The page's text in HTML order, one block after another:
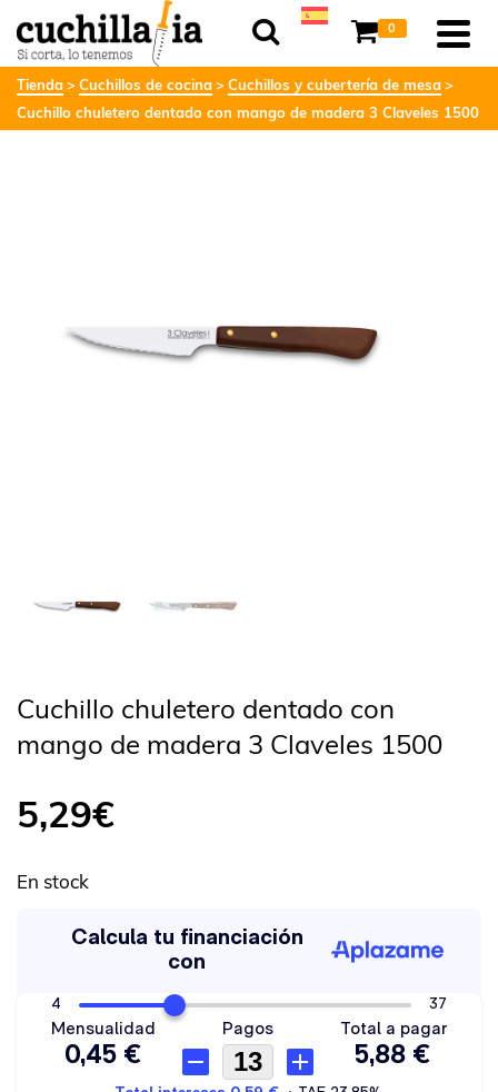
0
Tienda Cuchillos de cocina
Cuchillos y cubertería de mesa
Cuchillo chuletero dentado con mango de madera 3 Claveles 1500
Cuchillo chuletero dentado con
mango de madera 3 Claveles 1500
5,29€
En stock